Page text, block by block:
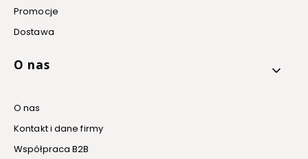
Promocje
Dostawa
O nas
O nas
Kontakt i dane firmy
Współpraca B2B